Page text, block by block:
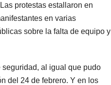
protestas estallaron en
en varias
sobre la falta de equipo y
al igual que pudo
del 24 de febrero. Y en los